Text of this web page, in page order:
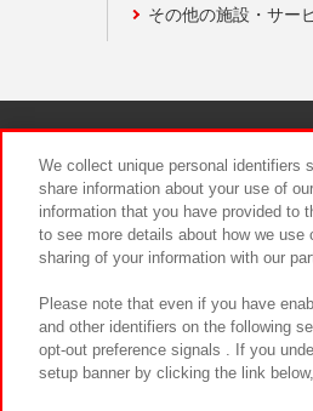
その他の施設・サー
We collect unique personal identifiers
share information about your use of
information that you have provided to
to see more details about how we
sharing of your information with our
Please note that even if you have
and other identifiers on the following
opt-out preference signals . If you
setup banner by clicking the link